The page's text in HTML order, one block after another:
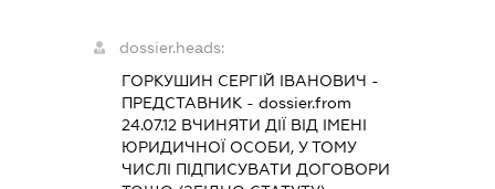
dossier.heads:
ГОРКУШИН СЕРГІЙ ІВАНОВИЧ -
ПРЕДСТАВНИК - dossier.from
24.07.12 ВЧИНЯТИ ДІЇ ВІД ІМЕНІ
ЮРИДИЧНОЇ ОСОБИ, У ТОМУ
ЧИСЛІ ПІДПИСУВАТИ ДОГОВОРИ